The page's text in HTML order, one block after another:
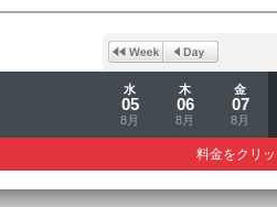
水
05
8月
木
06
8月
金
07
8月
料金をクリ